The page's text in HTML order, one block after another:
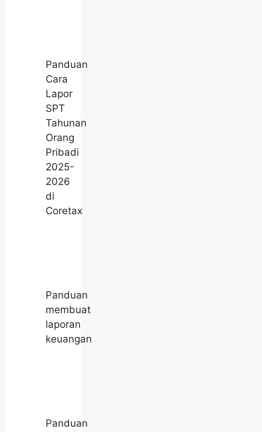
Panduan
Cara
Lapor
SPT
Tahunan
Orang
Pribadi
2025-
2026
di
Coretax
Panduan
membuat
laporan
keuangan
Panduan